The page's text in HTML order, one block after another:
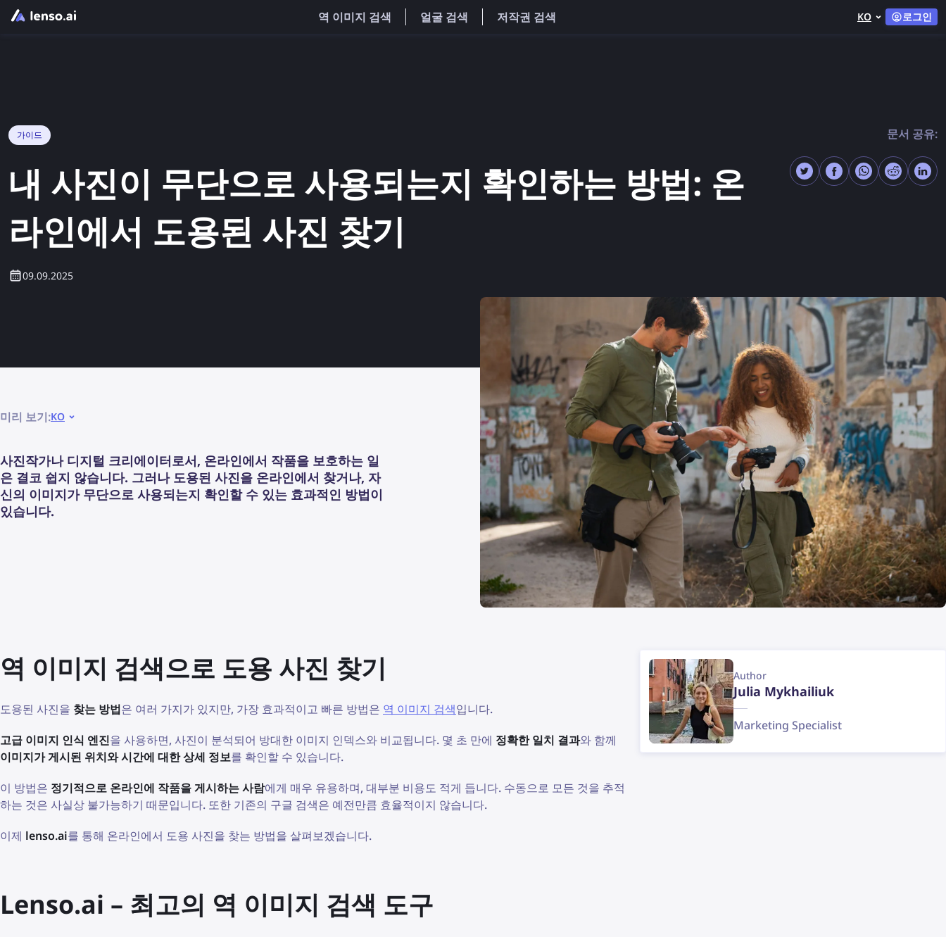
역 이미지 검색 얼굴 검색 저작권 검색 KO 로그인
가이드
내 사진이 무단으로 사용되는지 확인하는 방법: 온
라인에서 도용된 사진 찾기
09.09.2025
문서 공유:
미리 보기:KO
사진작가나 디지털 크리에이터로서, 온라인에서 작품을 보호하는 일
은 결코 쉽지 않습니다. 그러나 도용된 사진을 온라인에서 찾거나, 자
신의 이미지가 무단으로 사용되는지 확인할 수 있는 효과적인 방법이
있습니다.
역 이미지 검색으로 도용 사진 찾기
도용된 사진을 찾는 방법은 여러 가지가 있지만, 가장 효과적이고 빠른 방법은 역 이미지 검색입니다.
고급 이미지 인식 엔진을 사용하면, 사진이 분석되어 방대한 이미지 인덱스와 비교됩니다. 몇 초 만에 정확한 일치 결과와 함께
이미지가 게시된 위치와 시간에 대한 상세 정보를 확인할 수 있습니다.
이 방법은 정기적으로 온라인에 작품을 게시하는 사람에게 매우 유용하며, 대부분 비용도 적게 듭니다. 수동으로 모든 것을 추적
하는 것은 사실상 불가능하기 때문입니다. 또한 기존의 구글 검색은 예전만큼 효율적이지 않습니다.
이제 lenso.ai를 통해 온라인에서 도용 사진을 찾는 방법을 살펴보겠습니다.
Lenso.ai – 최고의 역 이미지 검색 도구
Author
Julia Mykhailiuk
Marketing Specialist